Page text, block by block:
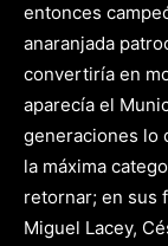
entonces
anaranjada
convertiría en
aparecía el
generaciones lo
la máxima
retornar; en sus
Miguel Lacey,